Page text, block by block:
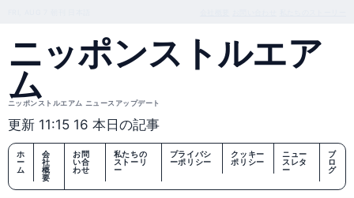
ニッポンストルエア
ム
ニッポンストルエアム ニュースアップデート
更新 11:15 16 本日の記事
ホ
ー
ム
会
社
概
要
お問
い合
わせ
私たちの
ストーリ
ー
プライバシ
ーポリシー
クッキー
ポリシー
ニュー
スレタ
ー
ブ
ロ
グ